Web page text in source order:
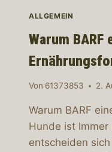
ALLGEMEIN
Warum BARF
Von 61373853 2.
Warum BARF
Hunde ist
entscheiden